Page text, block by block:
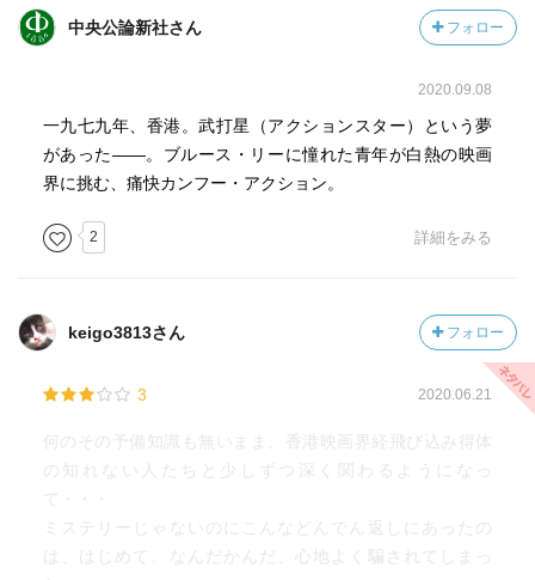
中央公論新社さん フォロー
2020.09.08
一九七九年、香港。武打星（アクションスター）という夢
があった――。ブルース・リーに憧れた青年が白熱の映画
界に挑む、痛快カンフー・アクション。
2 詳細をみる
keigo3813さん フォロー
3 2020.06.21
何のその予備知識も無いまま、香港映画界経飛び込み得体
の知れない人たちと少しずつ深く関わるようになっ
て・・・
ミステリーじゃないのにこんなどんでん返しにあったの
は、はじめて。なんだかんだ、心地よく騙されてしまっ